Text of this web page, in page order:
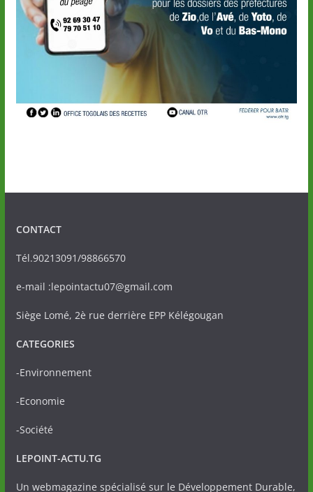
CONTACT
Tél.90213091/98866570
e-mail :lepointactu07@gmail.com
Siège Lomé, 2è rue derrière EPP Kélégougan
CATEGORIES
-Environnement
-Economie
-Société
LEPOINT-ACTU.TG
Un webmagazine spécialisé sur le Développement Durable,